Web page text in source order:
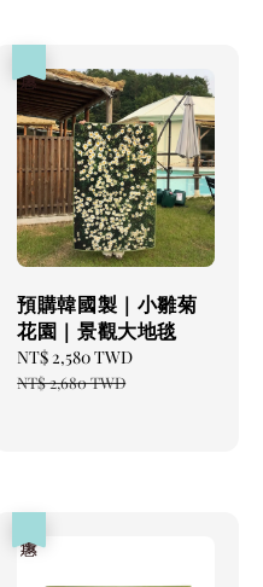
預購韓國製｜小雛菊
花園｜景觀大地毯
Sale
price
NT$ 2,580 TWD
NT$ 2,680 TWD